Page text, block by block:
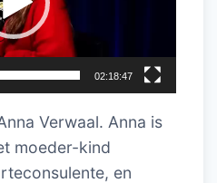
02:18:47
Verwaal. Anna is
moeder-kind
en